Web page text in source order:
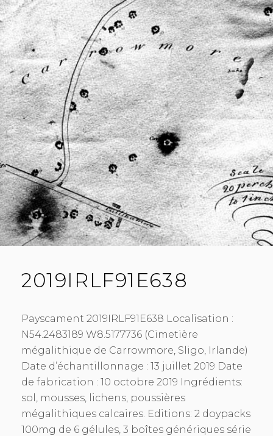
2019IRLF91E638
Payscament 2019IRLF91E638 Localisation :
N54.2483189 W8.5177736 (Cimetière
mégalithique de Carrowmore, Sligo, Irlande)
Date d’échantillonnage : 13 juillet 2019 Date
de fabrication : 10 octobre 2019 Ingrédients:
sol, mousses, lichens, poussières
mégalithiques calcaires. Editions: 2 doypacks
100mg de 6 gélules, 3 boîtes génériques série